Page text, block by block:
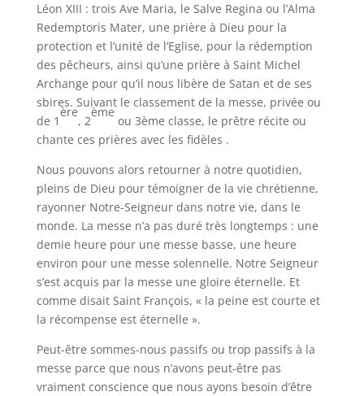
Léon XIII : trois Ave Maria, le Salve Regina ou l’Alma
Redemptoris Mater, une prière à Dieu pour la
protection et l’unité de l’Eglise, pour la rédemption
des pêcheurs, ainsi qu’une prière à Saint Michel
Archange pour qu’il nous libère de Satan et de ses
sbires. Suivant le classement de la messe, privée ou
de 1
ère
, 2
ème
ou 3ème classe, le prêtre récite ou
chante ces prières avec les fidèles .
Nous pouvons alors retourner à notre quotidien,
pleins de Dieu pour témoigner de la vie chrétienne,
rayonner Notre-Seigneur dans notre vie, dans le
monde. La messe n’a pas duré très longtemps : une
demie heure pour une messe basse, une heure
environ pour une messe solennelle. Notre Seigneur
s’est acquis par la messe une gloire éternelle. Et
comme disait Saint François, « la peine est courte et
la récompense est éternelle ».
Peut-être sommes-nous passifs ou trop passifs à la
messe parce que nous n’avons peut-être pas
vraiment conscience que nous ayons besoin d’être